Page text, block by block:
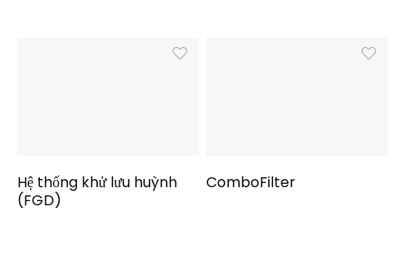
Hệ thống khử lưu huỳnh
(FGD)
ComboFilter